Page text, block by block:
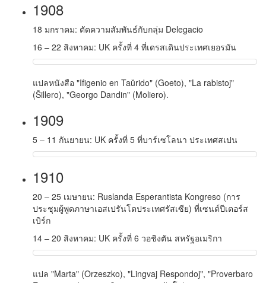
1908
18 มกราคม: ตัดความสัมพันธ์กับกลุ่ม Delegacio
16 – 22 สิงหาคม: UK ครั้งที่ 4 ที่เดรสเดินประเทศเยอรมัน
แปลหนังสือ "Ifigenio en Taŭrido" (Goeto), "La rabistoj"
(Ŝillero), "Georgo Dandin" (Moliero).
1909
5 – 11 กันยายน: UK ครั้งที่ 5 ที่บาร์เซโลนา ประเทศสเปน
1910
20 – 25 เมษายน: Ruslanda Esperantista Kongreso (การ
ประชุมผู้พูดภาษาเอสเปรันโตประเทศรัสเซีย) ที่เซนต์ปีเตอร์ส
เบิร์ก
14 – 20 สิงหาคม: UK ครั้งที่ 6 วอชิงตัน สหรัฐอเมริกา
แปล "Marta" (Orzeszko), "Lingvaj Respondoj", "Proverbaro